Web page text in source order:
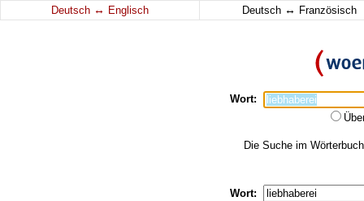
Deutsch ↔ Englisch Deutsch ↔ Französisch
Wort:
Die Suche im
Wort: